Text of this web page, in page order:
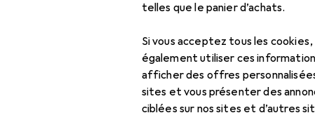
telles que le panier d’achats.
Si vous acceptez tous les cookies,
également utiliser ces
afficher des offres
sites et vous présenter des
ciblées sur nos sites et d’autres